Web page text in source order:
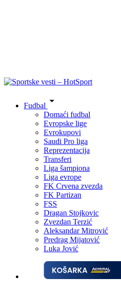
Fudbal
Domaći fudbal
Evropske lige
Evrokupovi
Saudi Pro liga
Reprezentacija
Transferi
Liga šampiona
Liga evrope
FK Crvena zvezda
FK Partizan
FSS
Dragan Stojkovic
Zvezdan Terzić
Aleksandar Mitrović
Predrag Mijatović
Luka Jović